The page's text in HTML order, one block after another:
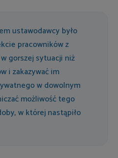
ustawodawcy było
pracowników z
gorszej sytuacji niż
i zakazywać im
w dowolnym
możliwość tego
w której nastąpiło